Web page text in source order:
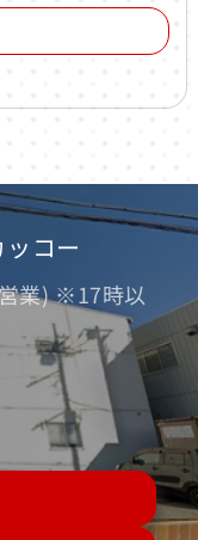
コー
業) ※17時以